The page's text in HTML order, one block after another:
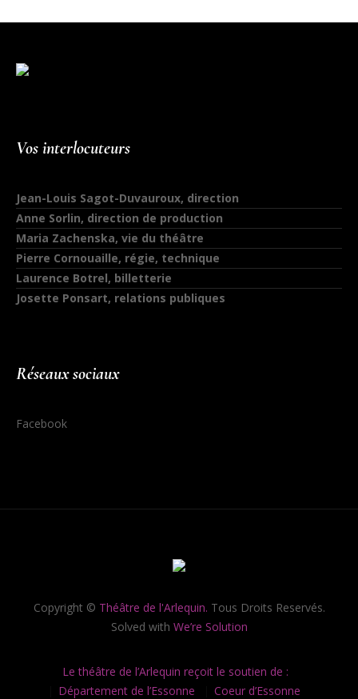
Vos interlocuteurs
Jean-Louis Sagot-Duvauroux, direction
Anne Sorlin, direction de production
Maria Zachenska, vie du théâtre
Pierre Cornouaille, régie, technique
Laurence Botrel, billetterie
Josette Ponsart, relations publiques
Réseaux sociaux
Facebook
Copyright © Théâtre de l'Arlequin. Tous Droits Reservés.
Solved with We’re Solution
Le théâtre de l’Arlequin reçoit le soutien de :
Département de l’Essonne
Coeur d’Essonne